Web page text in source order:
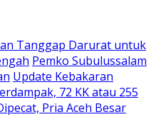
Tanggap Darurat untuk
Pemko Subulussalam
Update Kebakaran
72 KK atau 255
Pria Aceh Besar